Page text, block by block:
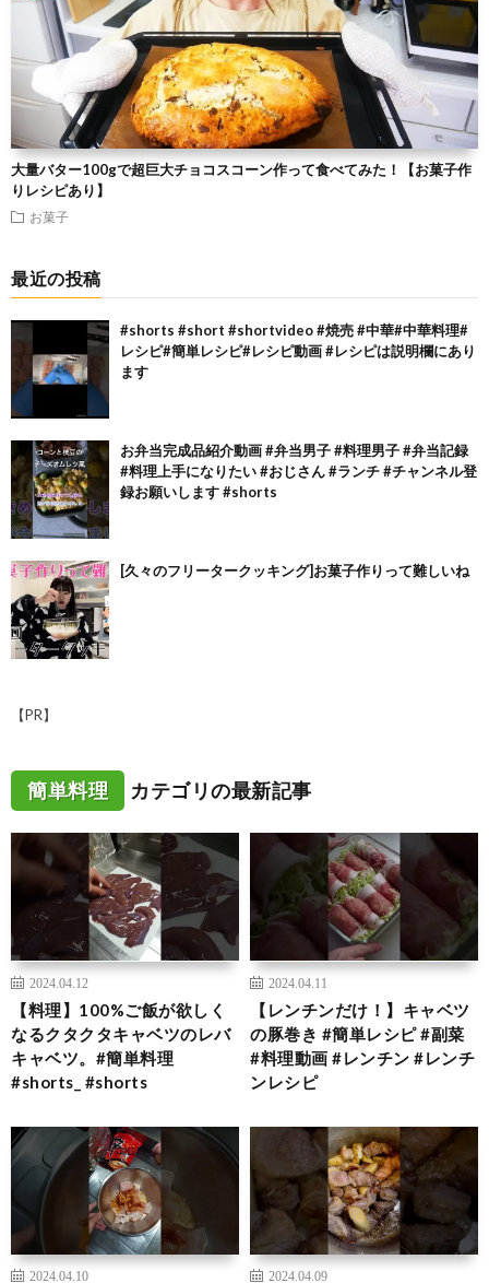
大量バター100gで超巨大チョコスコーン作って食べてみた！【お菓子作
りレシピあり】
お菓子
最近の投稿
#shorts #short #shortvideo #焼売 #中華#中華料理#
レシピ#簡単レシピ#レシピ動画 #レシピは説明欄にあり
ます
お弁当完成品紹介動画 #弁当男子 #料理男子 #弁当記録
#料理上手になりたい #おじさん #ランチ #チャンネル登
録お願いします #shorts
[久々のフリータークッキング]お菓子作りって難しいね
【PR】
簡単料理 カテゴリの最新記事
2024.04.12
【料理】100%ご飯が欲しく
なるクタクタキャベツのレバ
キャベツ。#簡単料理
#shorts_ #shorts
2024.04.11
【レンチンだけ！】キャベツ
の豚巻き #簡単レシピ #副菜
#料理動画 #レンチン #レンチ
ンレシピ
2024.04.10 2024.04.09